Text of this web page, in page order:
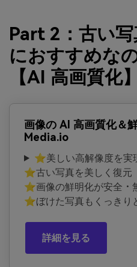
Part 2：古い
におすすめな
【AI 高画質化
画像の AI 高画質化＆
Media.io
⭐美しい高解像度を実
⭐古い写真を美しく復元
⭐画像の鮮明化が安全・
⭐ぼけた写真もくっきり
詳細を見る